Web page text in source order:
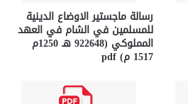
رسالة ماجستير الاوضاع الدينية
للمسلمين في الشام في العهد
المملوكي (922648 هـ 1250م
1517 م) pdf